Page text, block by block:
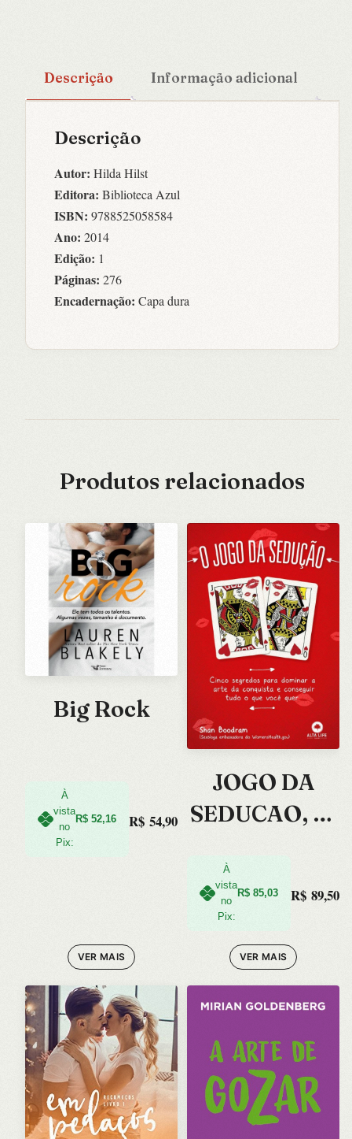
Descrição Informação adicional
Descrição
Autor: Hilda Hilst
Editora: Biblioteca Azul
ISBN: 9788525058584
Ano: 2014
Edição: 1
Páginas: 276
Encadernação: Capa dura
Produtos relacionados
Big Rock
À
vista
no
Pix:
R$ 52,16 R$ 54,90
VER MAIS
JOGO DA
SEDUCAO, O:
SEGREDOS
PARA
DOMINAR A
ARTE DA
CONQUISTA
E CONSE
À
vista
no
Pix:
R$ 85,03 R$ 89,50
VER MAIS